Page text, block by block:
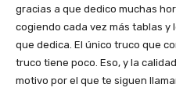
gracias a que dedico muchas
cogiendo cada vez más tablas y
que dedica. El único truco que
truco tiene poco. Eso, y la
motivo por el que te siguen